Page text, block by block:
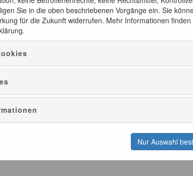
Sie in die oben beschriebenen Vorgänge ein. Sie
für die Zukunft widerrufen. Mehr Informationen finden
Nur Auswahl
am Sonntag
auf ein Päuschen? Willkommen zur Inselpause! In unserem
Ozeanien bei einem Freigetränk kuratierte Vorträge oder
Welt öffnen.